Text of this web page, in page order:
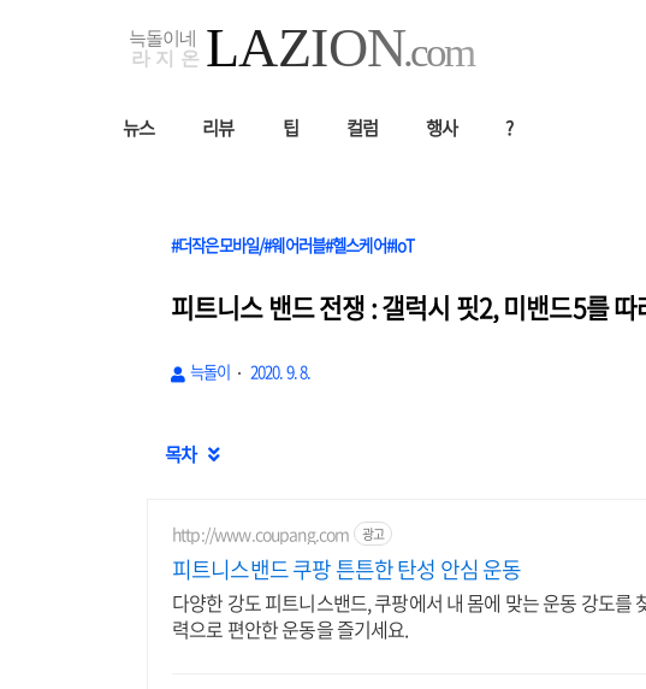
뉴스 리뷰 팁 컬럼 행사 ?
#더작은모바일/#웨어러블#헬스케어#IoT
피트니스 밴드 전쟁 : 갤럭시 핏2, 미밴드5를
늑돌이 2020. 9. 8.
목차 
http://www.coupang.com 광고
피트니스밴드 쿠팡 튼튼한 탄성 안심 운동
다양한 강도 피트니스밴드, 쿠팡에서 내 몸에 맞는 운동 강도
력으로 편안한 운동을 즐기세요.